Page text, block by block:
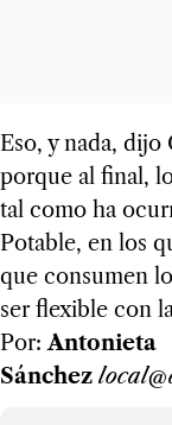
Eso, y nada,
porque al final,
tal como ha
Potable, en los
que consumen
ser flexible con
Por:Antonieta
Sánchez